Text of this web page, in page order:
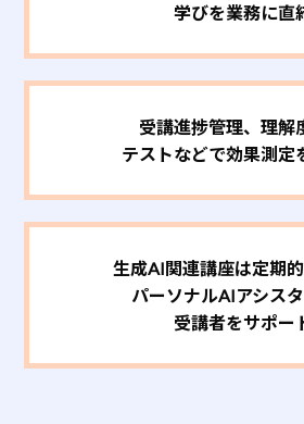
学びを業務に直
受講進捗管理、理解
テストなどで効果測定
生成AI関連講座は定期的
パーソナルAIアシス
受講者をサポー